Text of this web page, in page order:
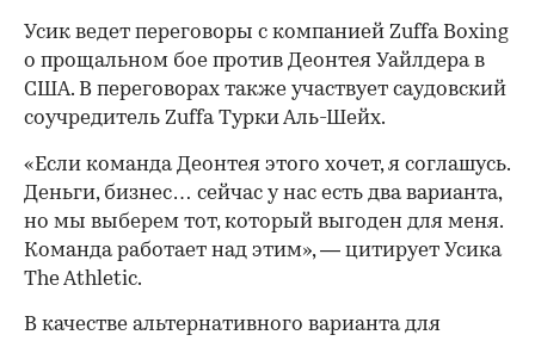
Усик ведет переговоры с компанией Zuffa Boxing
о прощальном бое против Деонтея Уайлдера в
США. В переговорах также участвует саудовский
соучредитель Zuffa Турки Аль-Шейх.
«Если команда Деонтея этого хочет, я соглашусь.
Деньги, бизнес… сейчас у нас есть два варианта,
но мы выберем тот, который выгоден для меня.
Команда работает над этим», — цитирует Усика
The Athletic.
В качестве альтернативного варианта для